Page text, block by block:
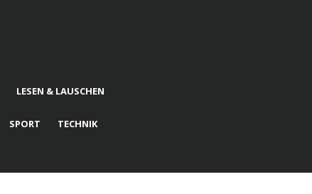
LESEN & LAUSCHEN
SPORT TECHNIK